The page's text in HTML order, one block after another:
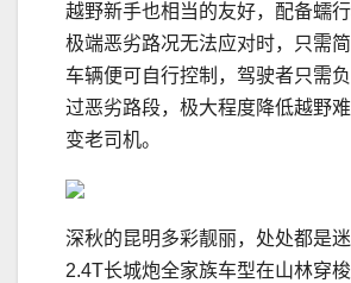
越野新手也相当的友好，配备蠕
极端恶劣路况无法应对时，只需简
车辆便可自行控制，驾驶者只需
过恶劣路段，极大程度降低越野
变老司机。
深秋的昆明多彩靓丽，处处都是迷
2.4T长城炮全家族车型在山林穿